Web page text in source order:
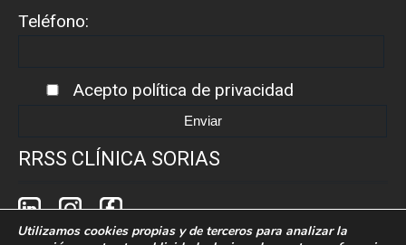
Teléfono:
Acepto política de privacidad
RRSS CLÍNICA SORIAS
Utilizamos cookies propias y de terceros para analizar la